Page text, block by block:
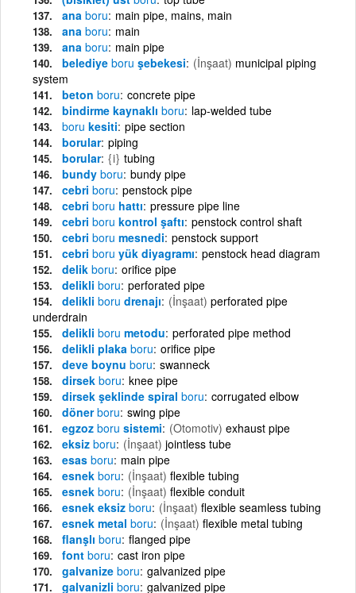
ana boru main pipe, mains, main
ana boru main
ana boru main pipe
belediye boru şebekesi (İnşaat) municipal piping
system
beton boru concrete pipe
bindirme kaynaklı boru lap-welded tube
boru kesiti pipe section
borular piping
borular {i} tubing
bundy boru bundy pipe
cebri boru penstock pipe
cebri boru hattı pressure pipe line
cebri boru kontrol şaftı penstock control shaft
cebri boru mesnedi penstock support
cebri boru yük diyagramı penstock head diagram
delik boru orifice pipe
delikli boru perforated pipe
delikli boru drenajı (İnşaat) perforated pipe
underdrain
delikli boru metodu perforated pipe method
delikli plaka boru orifice pipe
deve boynu boru swanneck
dirsek boru knee pipe
dirsek şeklinde spiral boru corrugated elbow
dönerboru swing pipe
egzoz boru sistemi (Otomotiv) exhaust pipe
eksiz boru (İnşaat) jointless tube
esas boru main pipe
esnek boru (İnşaat) flexible tubing
esnek boru (İnşaat) flexible conduit
esnek eksiz boru (İnşaat) flexible seamless tubing
esnek metal boru (İnşaat) flexible metal tubing
flanşlı boru flanged pipe
font boru cast iron pipe
galvanize boru galvanized pipe
galvanizli boru galvanized pipe